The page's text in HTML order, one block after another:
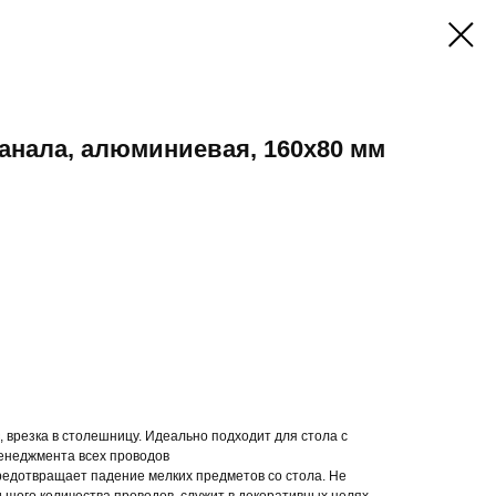
алюминиевая, 160х80 мм
врезка в столешницу. Идеально подходит для стола с
всех проводов
падение мелких предметов со стола. Не